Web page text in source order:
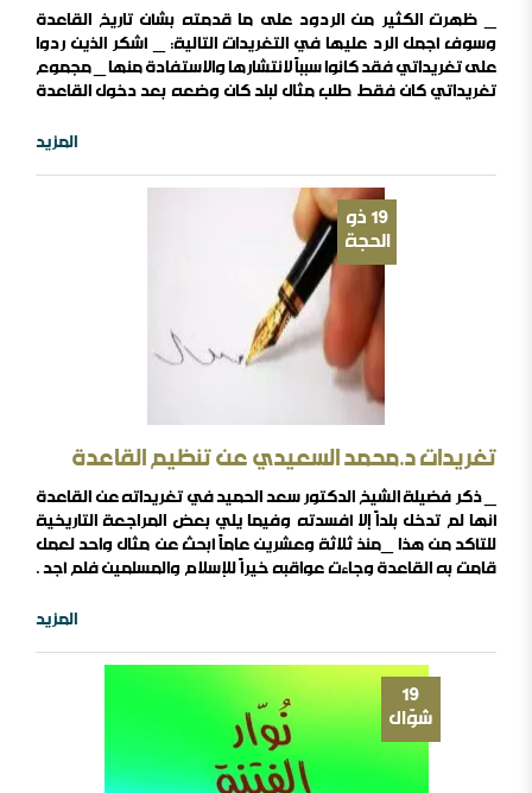
_ ظهرت الكثير من الردود على ما قدمته بشأن تاريخ القاعدة
وسوف أجمل الرد عليها في التغريدات التالية: _ أشكر الذين ردوا
على تغريداتي فقد كانوا سبباً لانتشارها والاستفادة منها _ مجموع
تغريداتي كان فقط طلب مثال لبلد كان وضعه بعد دخول القاعدة
بمثال واحد لبلد كان وضعه بعد دخول القاعدة خيراً من وضعه قبل
المزيد
19 ذو
الحجة
تغريدات د.محمد السعيدي عن تنظيم القاعدة
_ ذكر فضيلة الشيخ الدكتور سعد الحميد في تغريداته عن القاعدة
أنها لم تدخل بلداً إلا أفسدته وفيما يلي بعض المراجعة التاريخية
للتأكد من هذا _منذ ثلاثة وعشرين عاماً أبحث عن مثال واحد لعمل
قامت به القاعدة وجاءت عواقبه خيراً للإسلام والمسلمين فلم أجد .
سعودي وباكستاني وإماراتي ومرشحة لاعتراف دولي أكبر وأخذ
طالبان فاحتلت أمريكا أفغانستان ..
المزيد
19
شوّال